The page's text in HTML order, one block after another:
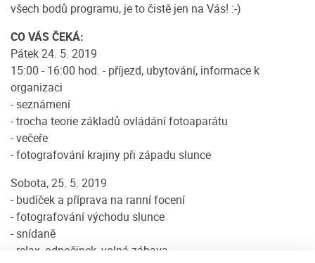
všech bodů programu, je to čistě jen na Vás! :-)
CO VÁS ČEKÁ:
Pátek 24. 5. 2019
15:00 - 16:00 hod. - příjezd, ubytování, informace k
organizaci
- seznámení
- trocha teorie základů ovládání fotoaparátu
- večeře
- fotografování krajiny při západu slunce
Sobota, 25. 5. 2019
- budíček a příprava na ranní focení
- fotografování východu slunce
- snídaně
- relax, odpočinek, volná zábava